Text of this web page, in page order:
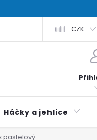
podmínky CZK
Háčky a jehlice
pastelový